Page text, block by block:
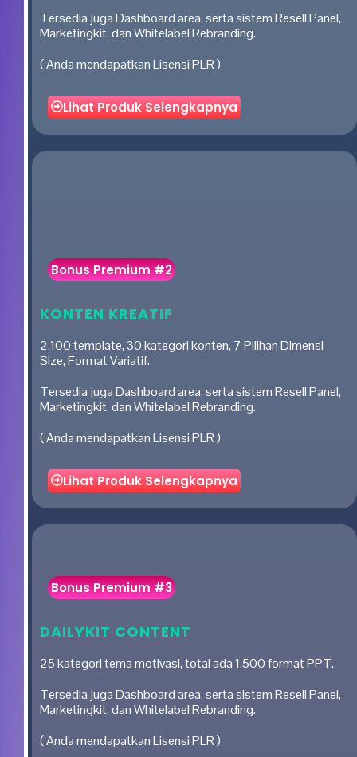
Tersedia juga Dashboard area, serta sistem Resell Panel,
Marketingkit, dan Whitelabel Rebranding.
( Anda mendapatkan Lisensi PLR )
Lihat Produk Selengkapnya
Bonus Premium #2
KONTEN KREATIF
2.100 template, 30 kategori konten, 7 Pilihan Dimensi
Size, Format Variatif.
Tersedia juga Dashboard area, serta sistem Resell Panel,
Marketingkit, dan Whitelabel Rebranding.
( Anda mendapatkan Lisensi PLR )
Lihat Produk Selengkapnya
Bonus Premium #3
DAILYKIT CONTENT
25 kategori tema motivasi, total ada 1.500 format PPT.
Tersedia juga Dashboard area, serta sistem Resell Panel,
Marketingkit, dan Whitelabel Rebranding.
( Anda mendapatkan Lisensi PLR )